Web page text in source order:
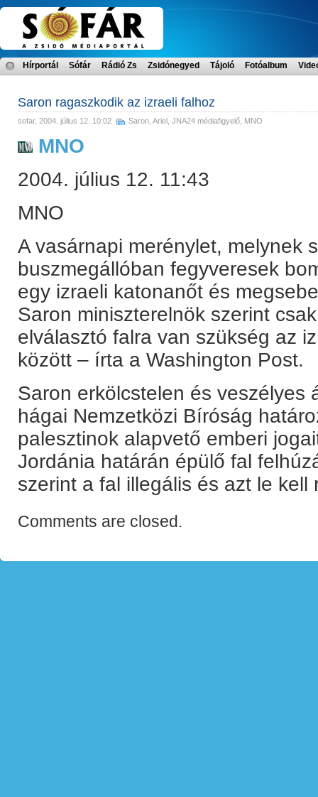
Hírportál Sófár Rádió Zs Zsidónegyed Tájoló Fotóalbum
Saron ragaszkodik az izraeli falhoz
sofar, 2004. július 12. 10:02 Saron, Ariel JNA24 médiafigyelő MNO
MNO
2004. július 12. 11:43
MNO
A vasárnapi merénylet, melynek
buszmegállóban fegyveresek
egy izraeli katonanőt és
Saron miniszterelnök szerint
elválasztó falra van szükség az
között – írta a Washington Post.
Saron erkölcstelen és veszélyes
hágai Nemzetközi Bíróság
palesztinok alapvető emberi
Jordánia határán épülő fal
szerint a fal illegális és azt le kell
Comments are closed.